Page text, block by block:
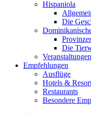
Hispaniola
Die
Die
Veranstaltungen
Empfehlungen
Ausflüge
Hotels &
Restaurants
Besondere